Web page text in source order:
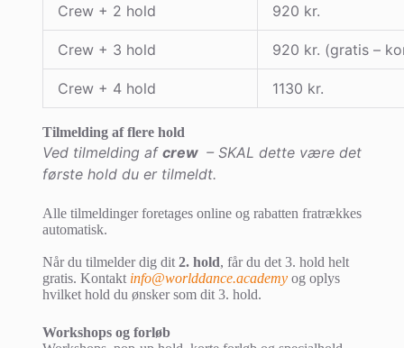
Crew + 2 hold 920 kr.
Crew + 3 hold 920 kr. (gratis –
Crew + 4 hold 1130 kr.
Tilmelding af flere hold
Ved tilmelding af crew –SKAL dette være det
første hold du er tilmeldt.
Alle tilmeldinger foretages online og rabatten fratrækkes
automatisk.
Når du tilmelder dig dit 2. hold, får du det 3. hold helt
gratis. Kontakt info@worlddance.academyog oplys
hvilket hold du ønsker som dit 3. hold.
Workshops og forløb